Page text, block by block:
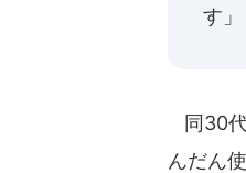
す」
同30
んだん